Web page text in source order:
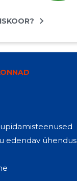
edendav ühendus